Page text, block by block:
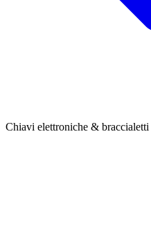
Chiavi elettroniche & braccialetti